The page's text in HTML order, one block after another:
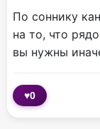
По соннику
на то, что
вы нужны
♥0